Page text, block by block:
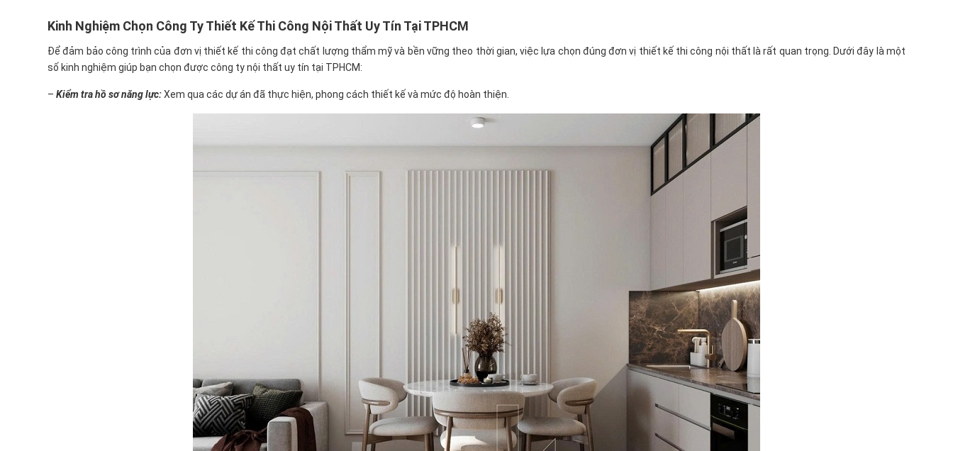
Kinh Nghiệm Chọn Công Ty Thiết Kế Thi Công Nội Thất Uy Tín Tại TPHCM
Để đảm bảo công trình của đơn vị thiết kế thi công đạt chất lượng thẩm mỹ và bền vững theo thời gian, việc lựa chọn đúng đơn vị thiết kế thi công nội thất là rất quan trọng. Dưới đây là một
số kinh nghiệm giúp bạn chọn được công ty nội thất uy tín tại TPHCM:
–Kiểm tra hồ sơ năng lực:Xem qua các dự án đã thực hiện, phong cách thiết kế và mức độ hoàn thiện.